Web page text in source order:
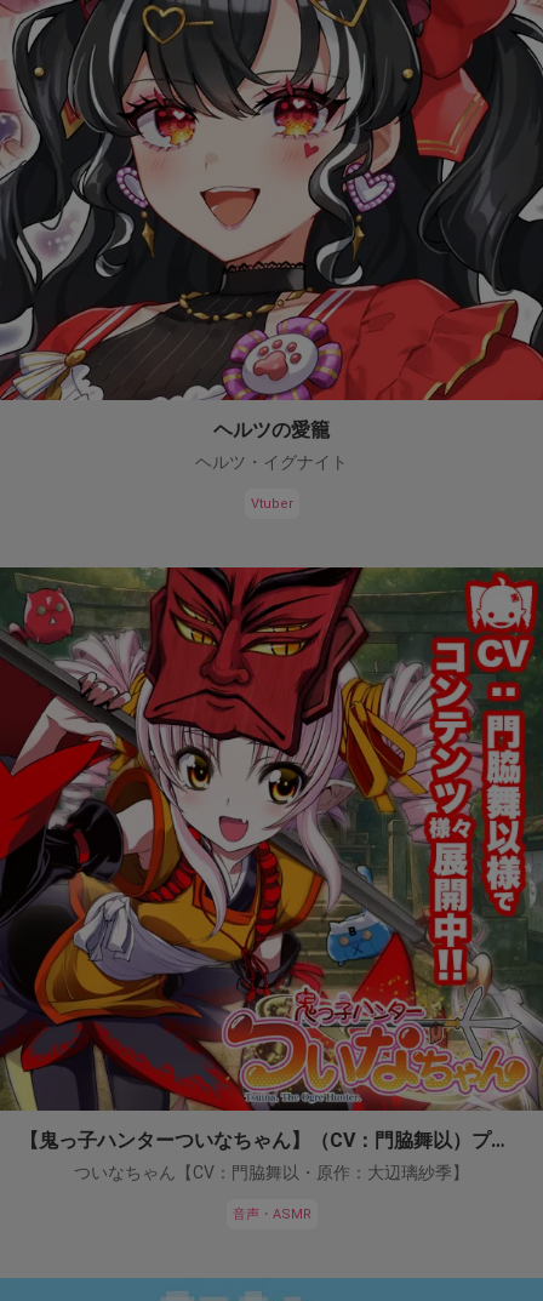
ヘルツの愛籠
ヘルツ・イグナイト
Vtuber
【鬼っ子ハンターついなちゃん】（CV：門脇舞以）プロジェクト！
ついなちゃん【CV：門脇舞以・原作：大辺璃紗季】
音声・ASMR